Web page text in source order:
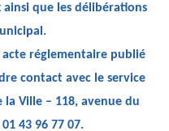
que les délibérations
réglementaire publié
contact avec le service
Ville – 118, avenue du
43 96 77 07.